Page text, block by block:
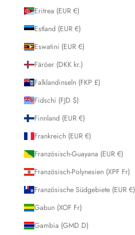
Eritrea (EUR €)
Estland (EUR €)
Eswatini (EUR €)
Färöer (DKK kr.)
Falklandinseln (FKP £)
Fidschi (FJD $)
Finnland (EUR €)
Frankreich (EUR €)
Französisch-Guayana (EUR €)
Französisch-Polynesien (XPF Fr)
Französische Südgebiete (EUR €)
Gabun (XOF Fr)
Gambia (GMD D)